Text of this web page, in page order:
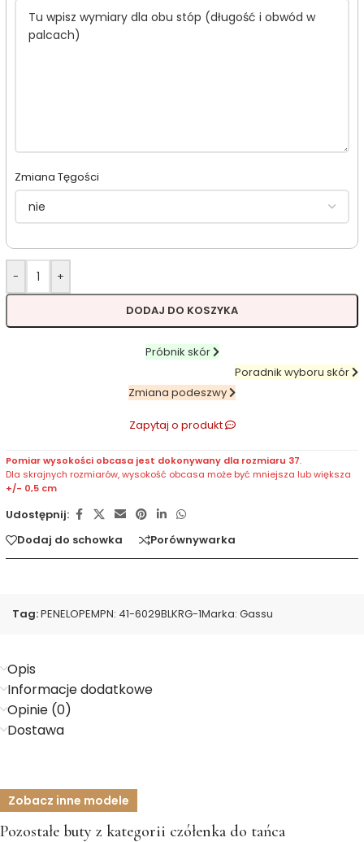
Zmiana Tęgości
- +
DODAJ DO KOSZYKA
Próbnik skór
Poradnik wyboru skór
Zmiana podeszwy
Zapytaj o produkt
Pomiar wysokości obcasa jest dokonywany dla rozmiaru 37.
Dla skrajnych rozmiarów, wysokość obcasa może być mniejsza lub większa
+/- 0,5 cm
Udostępnij:
Dodaj do schowka
Porównywarka
Tag:PENELOPEMPN: 41-6029BLKRG-1Marka: Gassu
Opis
Informacje dodatkowe
Opinie (0)
Dostawa
Zobacz inne modele
Pozostałe buty z kategorii czółenka do tańca